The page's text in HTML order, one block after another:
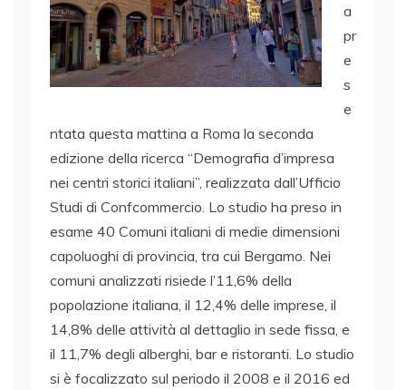
a
pr
e
s
e
ntata questa mattina a Roma la seconda
edizione della ricerca “Demografia d’impresa
nei centri storici italiani”, realizzata dall’Ufficio
Studi di Confcommercio. Lo studio ha preso in
esame 40 Comuni italiani di medie dimensioni
capoluoghi di provincia, tra cui Bergamo. Nei
comuni analizzati risiede l’11,6% della
popolazione italiana, il 12,4% delle imprese, il
14,8% delle attività al dettaglio in sede fissa, e
il 11,7% degli alberghi, bar e ristoranti. Lo studio
si è focalizzato sul periodo il 2008 e il 2016 ed